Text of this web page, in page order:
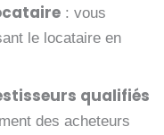
: vous
le locataire en
qualifiés
des acheteurs